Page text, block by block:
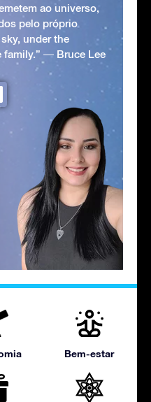
ao universo,
pelo próprio
under the
family.” ― Bruce Lee
Bem-estar